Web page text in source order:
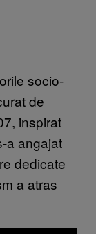
socio-
de
inspirat
a angajat
dedicate
a atras